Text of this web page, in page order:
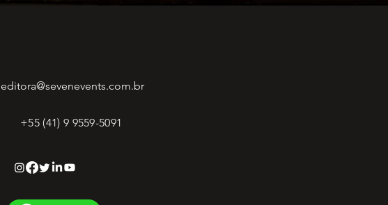
editora@sevenevents.com.br
+55 (41) 9 9559-5091